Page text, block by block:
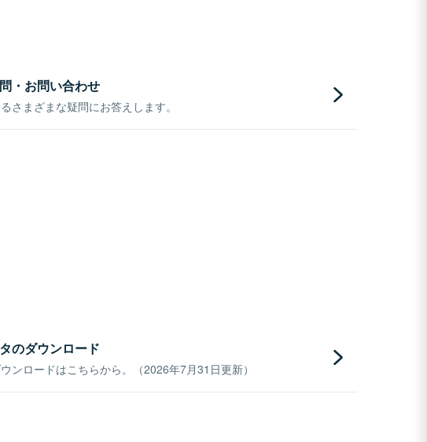
・お問い合わせ
さまざまな疑問にお答えします。
のダウンロード
ンロードはこちらから。（2026年7月31日更新）